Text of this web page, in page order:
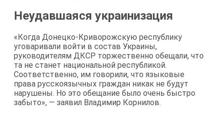
Неудавшаяся украинизация
«Когда Донецко-Криворожскую республику
уговаривали войти в состав Украины,
руководителям ДКСР торжественно обещали, что
та не станет национальной республикой.
Соответственно, им говорили, что языковые
права русскоязычных граждан никак не будут
нарушены. Но это обещание было очень быстро
забыто», — заявил Владимир Корнилов.